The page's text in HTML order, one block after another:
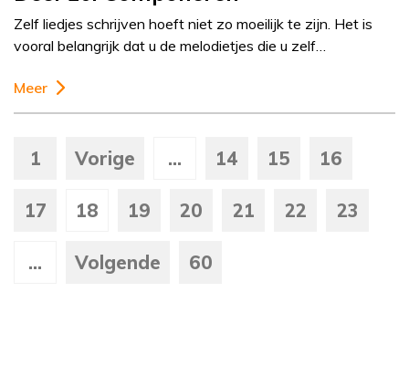
Zelf liedjes schrijven hoeft niet zo moeilijk te zijn. Het is
vooral belangrijk dat u de melodietjes die u zelf…
Meer
1 Vorige ... 14 15 16
17 18 19 20 21 22 23
... Volgende 60